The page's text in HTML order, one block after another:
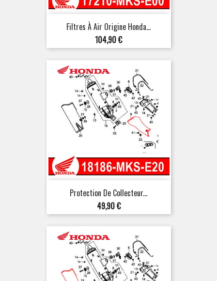
Filtres À Air Origine Honda...
Prix
104,90 €
Protection De Collecteur...
Prix
49,90 €